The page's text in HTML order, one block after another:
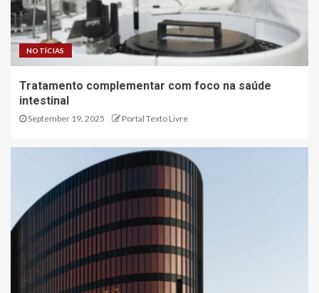
NOTÍCIAS
Tratamento complementar com foco na saúde
intestinal
September 19, 2025 Portal Texto Livre